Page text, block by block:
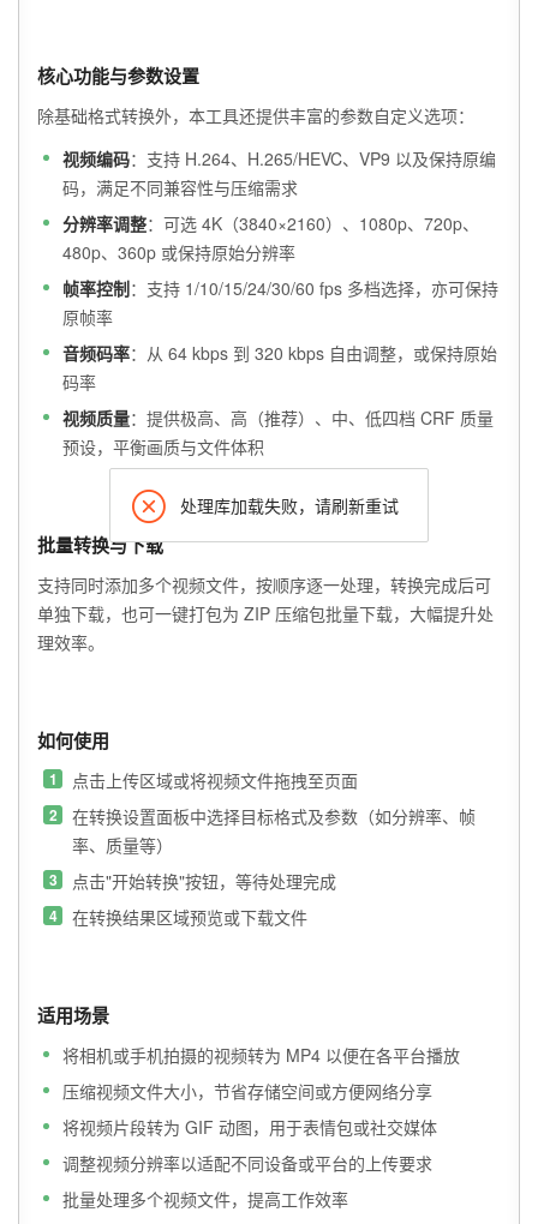
核心功能与参数设置
除基础格式转换外，本工具还提供丰富的参数自定义选项：
视频编码：支持 H.264、H.265/HEVC、VP9 以及保持原编
码，满足不同兼容性与压缩需求
分辨率调整：可选 4K（3840×2160）、1080p、720p、
480p、360p 或保持原始分辨率
帧率控制：支持 1/10/15/24/30/60 fps 多档选择，亦可保持
原帧率
音频码率：从 64 kbps 到 320 kbps 自由调整，或保持原始
码率
视频质量：提供极高、高（推荐）、中、低四档 CRF 质量
预设，平衡画质与文件体积
批量转换与下载
支持同时添加多个视频文件，按顺序逐一处理，转换完成后可
单独下载，也可一键打包为 ZIP 压缩包批量下载，大幅提升处
理效率。
如何使用
点击上传区域或将视频文件拖拽至页面
在转换设置面板中选择目标格式及参数（如分辨率、帧
率、质量等）
点击"开始转换"按钮，等待处理完成
在转换结果区域预览或下载文件
适用场景
将相机或手机拍摄的视频转为 MP4 以便在各平台播放
压缩视频文件大小，节省存储空间或方便网络分享
将视频片段转为 GIF 动图，用于表情包或社交媒体
调整视频分辨率以适配不同设备或平台的上传要求
批量处理多个视频文件，提高工作效率
处理库加载失败，请刷新重试